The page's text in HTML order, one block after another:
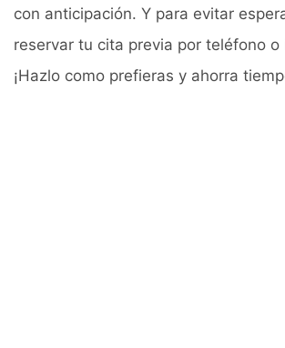
con anticipación. Y para evitar
reservar tu cita previa por teléfono o
¡Hazlo como prefieras y ahorra